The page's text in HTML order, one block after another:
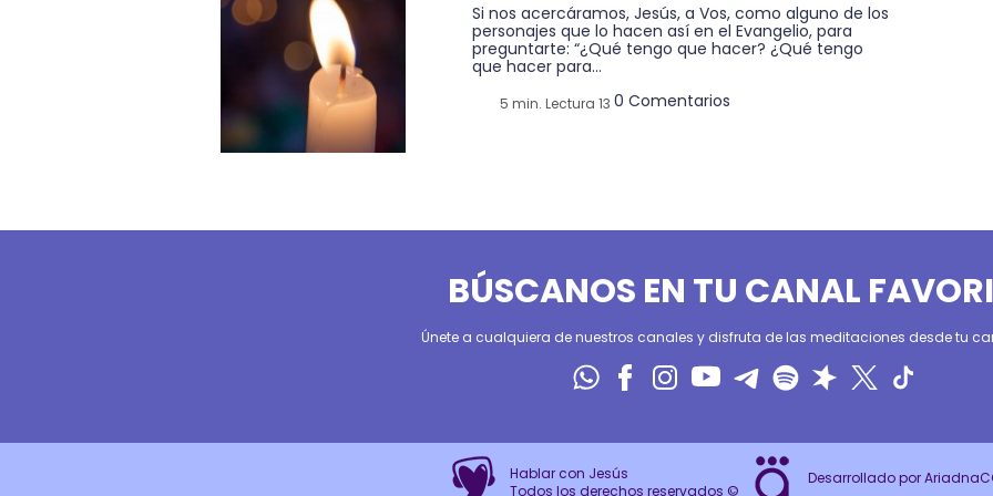
Si nos acercáramos, Jesús, a Vos, como alguno de los
personajes que lo hacen así en el Evangelio, para
preguntarte: “¿Qué tengo que hacer? ¿Qué tengo
que hacer para...
5 min. Lectura 13 0 Comentarios
BÚSCANOS EN TU CANAL
Únete a cualquiera de nuestros canales y disfruta de las meditaciones desde tu
Hablar con Jesús
Todos los derechos reservados ©
Desarrollado por